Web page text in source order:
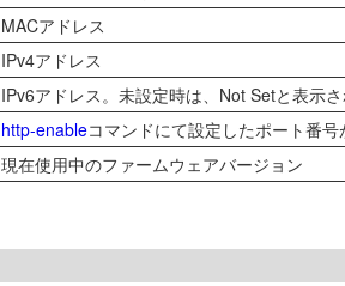
MACアドレス
IPv4アドレス
IPv6アドレス。未設定時は、Not Setと表示
http-enableコマンドにて設定したポート番
現在使用中のファームウェアバージョン